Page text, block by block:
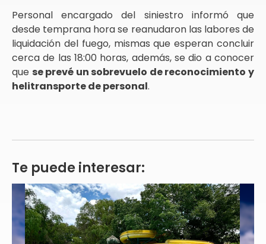
Personal encargado del siniestro informó que
desde temprana hora se reanudaron las labores de
liquidación del fuego, mismas que esperan concluir
cerca de las 18:00 horas, además, se dio a conocer
que se prevé un sobrevuelo de reconocimiento y
helitransporte de personal.
Te puede interesar: